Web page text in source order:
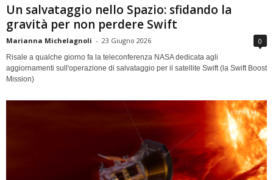
Un salvataggio nello Spazio: sfidando la
gravità per non perdere Swift
Marianna Michelagnoli - 23 Giugno 2026 0
Risale a qualche giorno fa la teleconferenza NASA dedicata agli
aggiornamenti sull'operazione di salvataggio per il satellite Swift (la Swift Boost
Mission)